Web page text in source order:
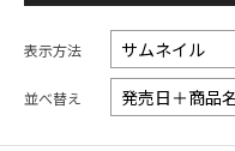
表示方法
並べ替え